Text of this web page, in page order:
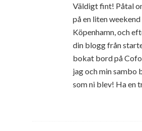
Väldigt fint! Påtal
på en liten
Köpenhamn, och
din blogg från
bokat bord på
jag och min sambo
som ni blev! Ha en